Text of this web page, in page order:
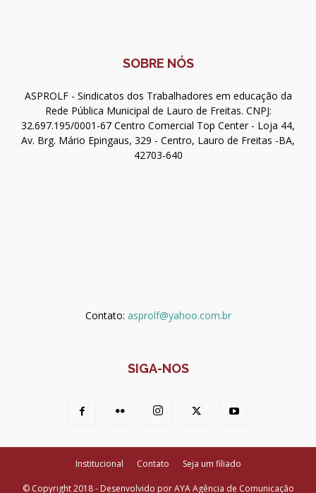
SOBRE NÓS
ASPROLF - Sindicatos dos Trabalhadores em educação da
Rede Pública Municipal de Lauro de Freitas. CNPJ:
32.697.195/0001-67 Centro Comercial Top Center - Loja 44,
Av. Brg. Mário Epingaus, 329 - Centro, Lauro de Freitas -BA,
42703-640
Contato: asprolf@yahoo.com.br
SIGA-NOS
Institucional Contato Seja um filiado
© Copyright 2018 - Desenvolvido por AYA Agência de Comunicação